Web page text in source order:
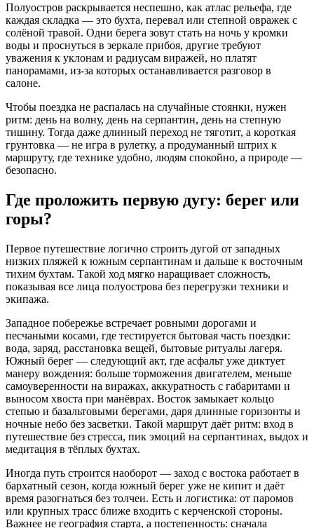
Полуостров раскрывается неспешно, как атлас рельефа, где
каждая складка — это бухта, перевал или степной овражек с
солёной травой. Одни берега зовут стать на ночь у кромки
воды и проснуться в зеркале прибоя, другие требуют
уважения к уклонам и радиусам виражей, но платят
панорамами, из-за которых останавливается разговор в
салоне.
Чтобы поездка не распалась на случайные стоянки, нужен
ритм: день на волну, день на серпантин, день на степную
тишину. Тогда даже длинный переход не тяготит, а короткая
грунтовка — не игра в рулетку, а продуманный штрих к
маршруту, где технике удобно, людям спокойно, а природе —
безопасно.
Где проложить первую дугу: берег или
горы?
Первое путешествие логично строить дугой от западных
низких пляжей к южным серпантинам и дальше к восточным
тихим бухтам. Такой ход мягко наращивает сложность,
показывая все лица полуострова без перегрузки техники и
экипажа.
Западное побережье встречает ровными дорогами и
песчаными косами, где тестируется бытовая часть поездки:
вода, заряд, расстановка вещей, бытовые ритуалы лагеря.
Южный берег — следующий акт, где асфальт уже диктует
манеру вождения: больше торможения двигателем, меньше
самоуверенности на виражах, аккуратность с габаритами и
выносом хвоста при манёврах. Восток замыкает кольцо
степью и базальтовыми берегами, даря длинные горизонты и
ночные небо без засветки. Такой маршрут даёт ритм: вход в
путешествие без стресса, пик эмоций на серпантинах, выдох и
медитация в тёплых бухтах.
Иногда путь строится наоборот — заход с востока работает в
бархатный сезон, когда южный берег уже не кипит и даёт
время разогнаться без толчеи. Есть и логистика: от паромов
или крупных трасс ближе входить с керченской стороны.
Важнее не география старта, а постепенность: сначала